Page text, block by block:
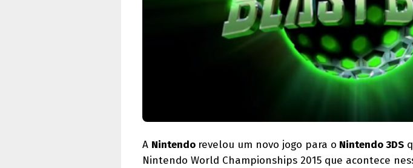
A Nintendo revelou um novo jogo para o Nintendo 3DS
Nintendo World Championships 2015 que acontece